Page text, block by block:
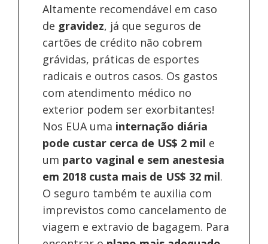
Altamente recomendável em caso
de gravidez, já que seguros de
cartões de crédito não cobrem
grávidas, práticas de esportes
radicais e outros casos. Os gastos
com atendimento médico no
exterior podem ser exorbitantes!
Nos EUA uma internação diária
pode custar cerca de US$ 2 mil e
um parto vaginal e sem anestesia
em 2018 custa mais de US$ 32 mil.
O seguro também te auxilia com
imprevistos como cancelamento de
viagem e extravio de bagagem. Para